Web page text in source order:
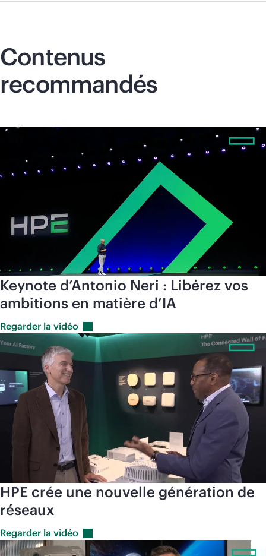
Contenus
recommandés
Keynote d’Antonio Neri : Libérez vos
ambitions en matière d’IA
Regarder la vidéo
HPE crée une nouvelle génération de
réseaux
Regarder la vidéo